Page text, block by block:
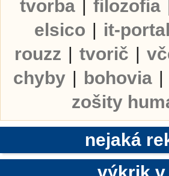
tvorba | filozofia
elsico | it-portal
rouzz | tvorič |
chyby | bohovia |
zošity
nejaká